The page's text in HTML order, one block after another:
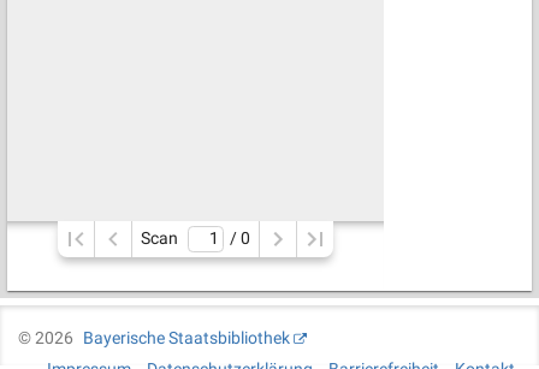
Scan / 0
©2026
Bayerische Staatsbibliothek